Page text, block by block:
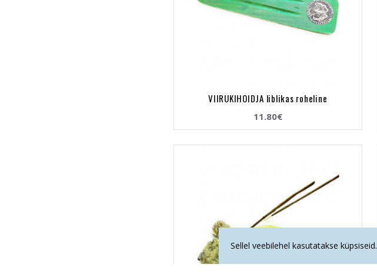
VIIRUKIHOIDJA liblikas roheline
11.80€
Sellel veebilehel kasutatakse küpsiseid.